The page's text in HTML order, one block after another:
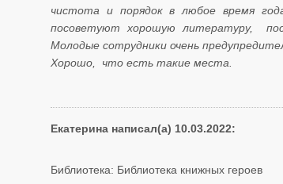
чистота и порядок в любое время
посоветуют хорошую литературу,
Молодые сотрудники очень
​​​​​​​Хорошо, что есть такие места.
Екатерина написал(а) 10.03.2022:
Библиотека: Библиотека книжных героев